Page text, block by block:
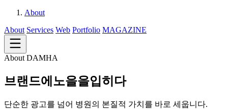
About
About Services Web Portfolio MAGAZINE
About DAMHA
브랜드에 노을을입히다
단순한 광고를 넘어 병원의 본질적 가치를 바로 세웁니다.